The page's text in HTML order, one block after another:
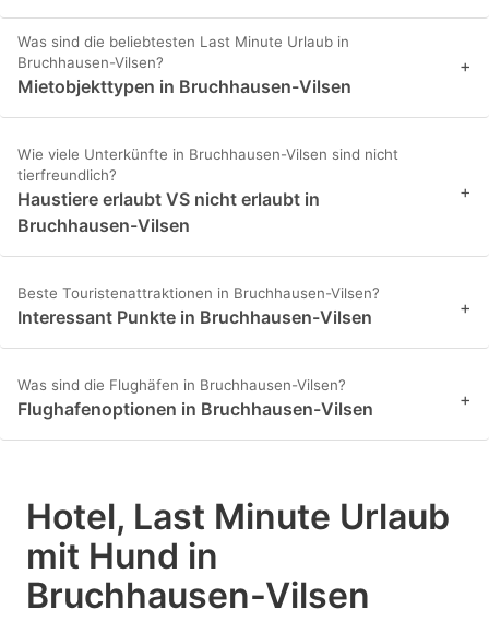
Was sind die beliebtesten Last Minute Urlaub in
Bruchhausen-Vilsen?
Mietobjekttypen in Bruchhausen-Vilsen
+
Wie viele Unterkünfte in Bruchhausen-Vilsen sind nicht
tierfreundlich?
Haustiere erlaubt VS nicht erlaubt in
Bruchhausen-Vilsen
+
Beste Touristenattraktionen in Bruchhausen-Vilsen?
Interessant Punkte in Bruchhausen-Vilsen +
Was sind die Flughäfen in Bruchhausen-Vilsen?
Flughafenoptionen in Bruchhausen-Vilsen +
Hotel, Last Minute Urlaub
mit Hund in
Bruchhausen-Vilsen